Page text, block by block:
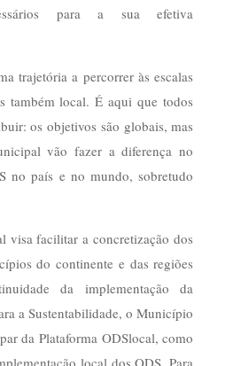
para a sua efetiva
trajetória a percorrer às escalas
também local. É aqui que todos
os objetivos são globais, mas
vão fazer a diferença no
no país e no mundo, sobretudo
visa facilitar a concretização dos
do continente e das regiões
da implementação da
a Sustentabilidade, o Município
da Plataforma ODSlocal, como